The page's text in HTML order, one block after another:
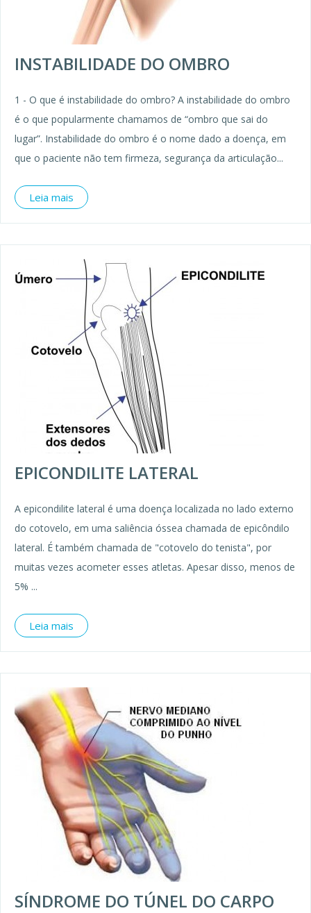
INSTABILIDADE DO OMBRO
1 - O que é instabilidade do ombro? A instabilidade do ombro
é o que popularmente chamamos de “ombro que sai do
lugar”. Instabilidade do ombro é o nome dado a doença, em
que o paciente não tem firmeza, segurança da articulação...
Leia mais
EPICONDILITE LATERAL
A epicondilite lateral é uma doença localizada no lado externo
do cotovelo, em uma saliência óssea chamada de epicôndilo
lateral. É também chamada de "cotovelo do tenista", por
muitas vezes acometer esses atletas. Apesar disso, menos de
5% ...
Leia mais
SÍNDROME DO TÚNEL DO CARPO